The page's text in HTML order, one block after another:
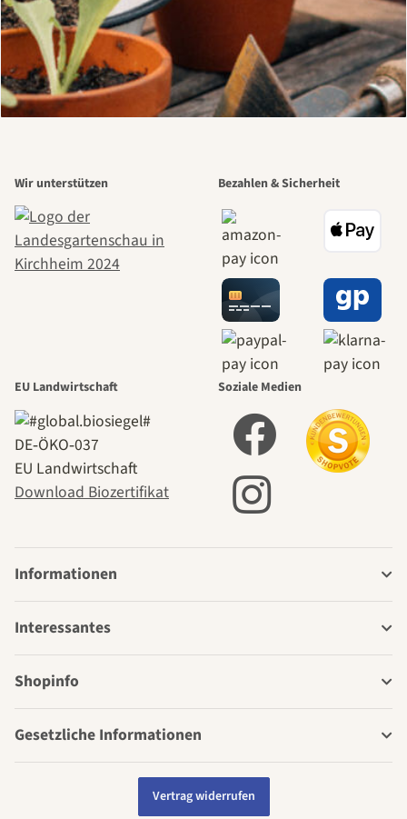
Wir unterstützen Bezahlen & Sicherheit
EU Landwirtschaft
DE‑ÖKO‑037
EU Landwirtschaft
Download Biozertifikat
Soziale Medien
Informationen
Interessantes
Shopinfo
Gesetzliche Informationen
Vertrag widerrufen